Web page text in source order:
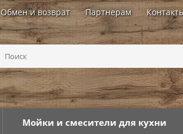
Обмен и возврат Партнерам
Мойки и смесители для кухни